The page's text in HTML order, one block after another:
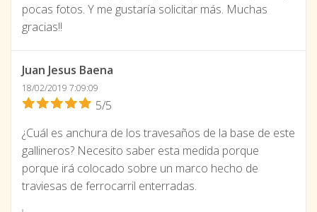
pocas fotos. Y me gustaría solicitar más. Muchas
gracias!!
Juan Jesus Baena
18/02/2019 7:09:09
5/5
¿Cuál es anchura de los travesaños de la base de este
gallineros? Necesito saber esta medida porque
porque irá colocado sobre un marco hecho de
traviesas de ferrocarril enterradas.